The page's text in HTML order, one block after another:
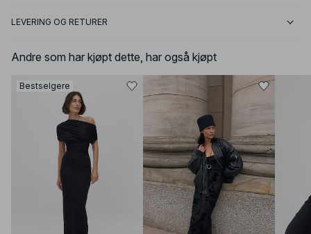
LEVERING OG RETURER
Andre som har kjøpt dette, har også kjøpt
Bestselgere